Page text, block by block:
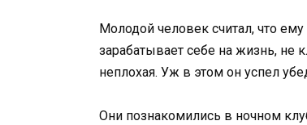
Молодой человек считал, что
зарабатывает себе на жизнь, не
неплохая. Уж в этом он успел
Они познакомились в ночном